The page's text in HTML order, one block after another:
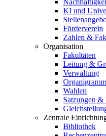
KI und
Förderverein
Zahlen &
Organisation
Fakultäten
Leitung &
Verwaltung
Organigramm
Wahlen
Satzungen &
Zentrale
Bibliothek